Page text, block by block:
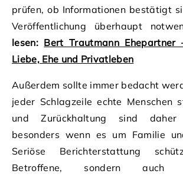
prüfen, ob Informationen bestätigt
Veröffentlichung überhaupt
lesen: Bert Trautmann Ehepartner
Liebe, Ehe und Privatleben
Außerdem sollte immer bedacht
jeder Schlagzeile echte Menschen
und Zurückhaltung sind daher
besonders wenn es um Familie
Seriöse Berichterstattung
Betroffene, sondern auch